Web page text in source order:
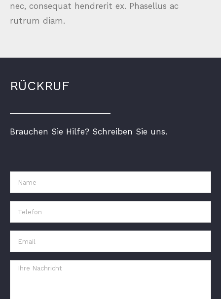
nec, consequat hendrerit ex. Phasellus ac
rutrum diam.
RÜCKRUF
Brauchen Sie Hilfe? Schreiben Sie uns.